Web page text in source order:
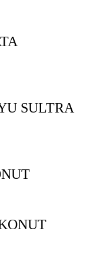
SULTRA